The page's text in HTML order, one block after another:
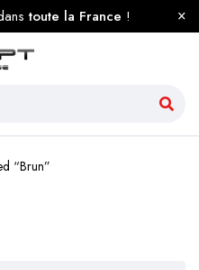
toute la France !
“Brun”